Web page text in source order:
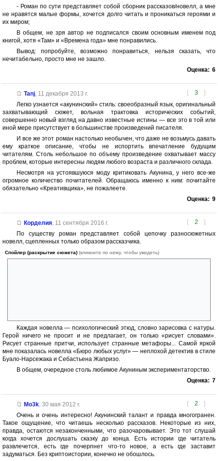
- Роман по сути представляет собой сборник рассказов/новелл, а мне
не нравятся малые формы, хочется долго читать и проникаться героями и
их миром;
В общем, не зря автор не подписался своим основным именем под
книгой, хотя «Там» и «Времена года» мне понравились.
Вывод: попробуйте, возможно понравиться, нельзя сказать, что
нечитабельно, просто мне не зашло.
Оценка: 6
[ 3 ]
Tanj, 11 декабря 2013 г.
Легко узнается «акунинский» стиль: своеобразный язык, оригинальный
захватывающий сюжет, вольная трактовка исторических событий,
совершенно новый взгляд на давно известные истины — все это в той или
иной мере присутствует в большинстве произведений писателя.
И все же этот роман настолько необычен, что даже не возьмусь давать
ему краткое описание, чтобы не испортить впечатление будущим
читателям. Столь небольшое по объему произведение охватывает массу
проблем, которые интересны людям любого возраста и различного склада.
Несмотря на устоявшуюся моду критиковать Акунина, у него все-же
огромное количество почитателей. Обращаюсь именно к ним: почитайте
обязательно «Креативщика», не пожалеете.
Оценка: 9
[ 2 ]
Корделия, 11 сентября 2016 г.
По существу роман представляет собой цепочку разносюжетных
новелл, сцепленных только образом рассказчика.
Спойлер (раскрытие сюжета) (кликните по нему, чтобы увидеть)
Каждая новелла — психологический этюд, словно зарисовка с натуры.
Герой ничего не просит и не предлагает, он только «рисует словами».
Рисует странные притчи, использует странные метафоры... Самой яркой
мне показалась новелла «Бюро любых услуг» — неплохой детектив в стиле
Буало-Нарсежака и Себастьена Жапризо.
В общем, очередное столь любимое Акуниным экспериментаторство.
Оценка: 7
[ 2 ]
Mo3k, 30 мая 2012 г.
Очень и очень интересно! Акунинский талант и правда многогранен.
Такое ощущение, что читаешь несколько рассказов. Некоторые из них,
правда, остаются незаконченными, что разочаровывает. Это тот слушай
когда хочется дослушать сказку до конца. Есть истории где читатель
развлечется, есть где почерпнет что-то новое, а есть где заставит
задуматься. Без криптоистории, конечно не обошлось.